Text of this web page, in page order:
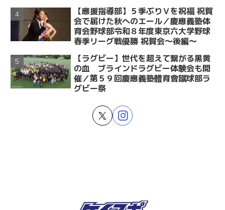
【應援指導部】５季ぶりＶを祝福 祝賀
会で届けた秋へのエール／慶應義塾体
育会野球部令和８年度東京六大学野球
春季リーグ戦優勝 祝賀会～後編～
【ラグビー】世代を超えて繋がる黒黄
の血 ブラインドラグビー体験会も開
催／第５９回慶應義塾體育會蹴球部ラ
グビー祭